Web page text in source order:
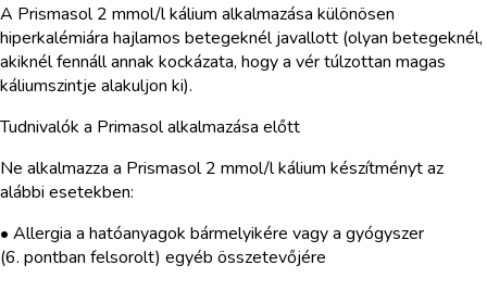
A Prismasol 2 mmol/l kálium alkalmazása különösen
hiperkalémiára hajlamos betegeknél javallott (olyan betegeknél,
akiknél fennáll annak kockázata, hogy a vér túlzottan magas
káliumszintje alakuljon ki).
Tudnivalók a Primasol alkalmazása előtt
Ne alkalmazza a Prismasol 2 mmol/l kálium készítményt az
alábbi esetekben:
• Allergia a hatóanyagok bármelyikére vagy a gyógyszer
(6. pontban felsorolt) egyéb összetevőjére